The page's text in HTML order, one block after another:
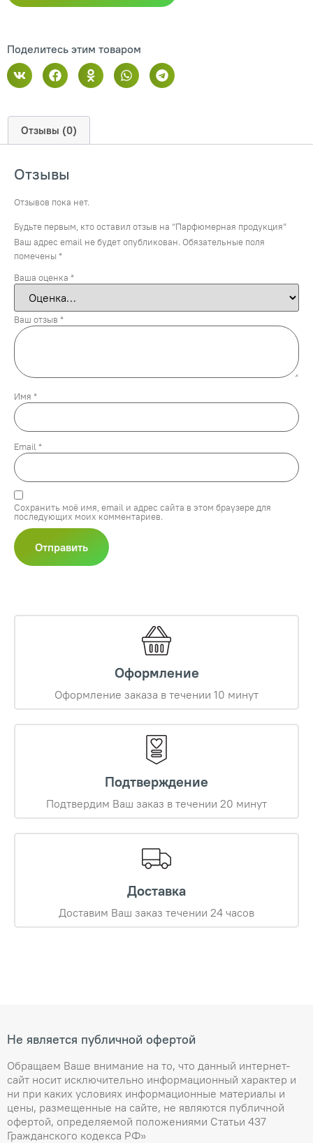
Поделитесь этим товаром
Отзывы (0)
Отзывы
Отзывов пока нет.
Будьте первым, кто оставил отзыв на “Парфюмерная продукция”
Ваш адрес email не будет опубликован. Обязательные поля
помечены *
Ваша оценка *
Ваш отзыв *
Имя *
Email *
Сохранить моё имя, email и адрес сайта в этом браузере для
последующих моих комментариев.
Оформление
Оформление заказа в течении 10 минут
Подтверждение
Подтвердим Ваш заказ в течении 20 минут
Доставка
Доставим Ваш заказ течении 24 часов
Не является публичной офертой
Обращаем Ваше внимание на то, что данный интернет-
сайт носит исключительно информационный характер и
ни при каких условиях информационные материалы и
цены, размещенные на сайте, не являются публичной
офертой, определяемой положениями Статьи 437
Гражданского кодекса РФ»